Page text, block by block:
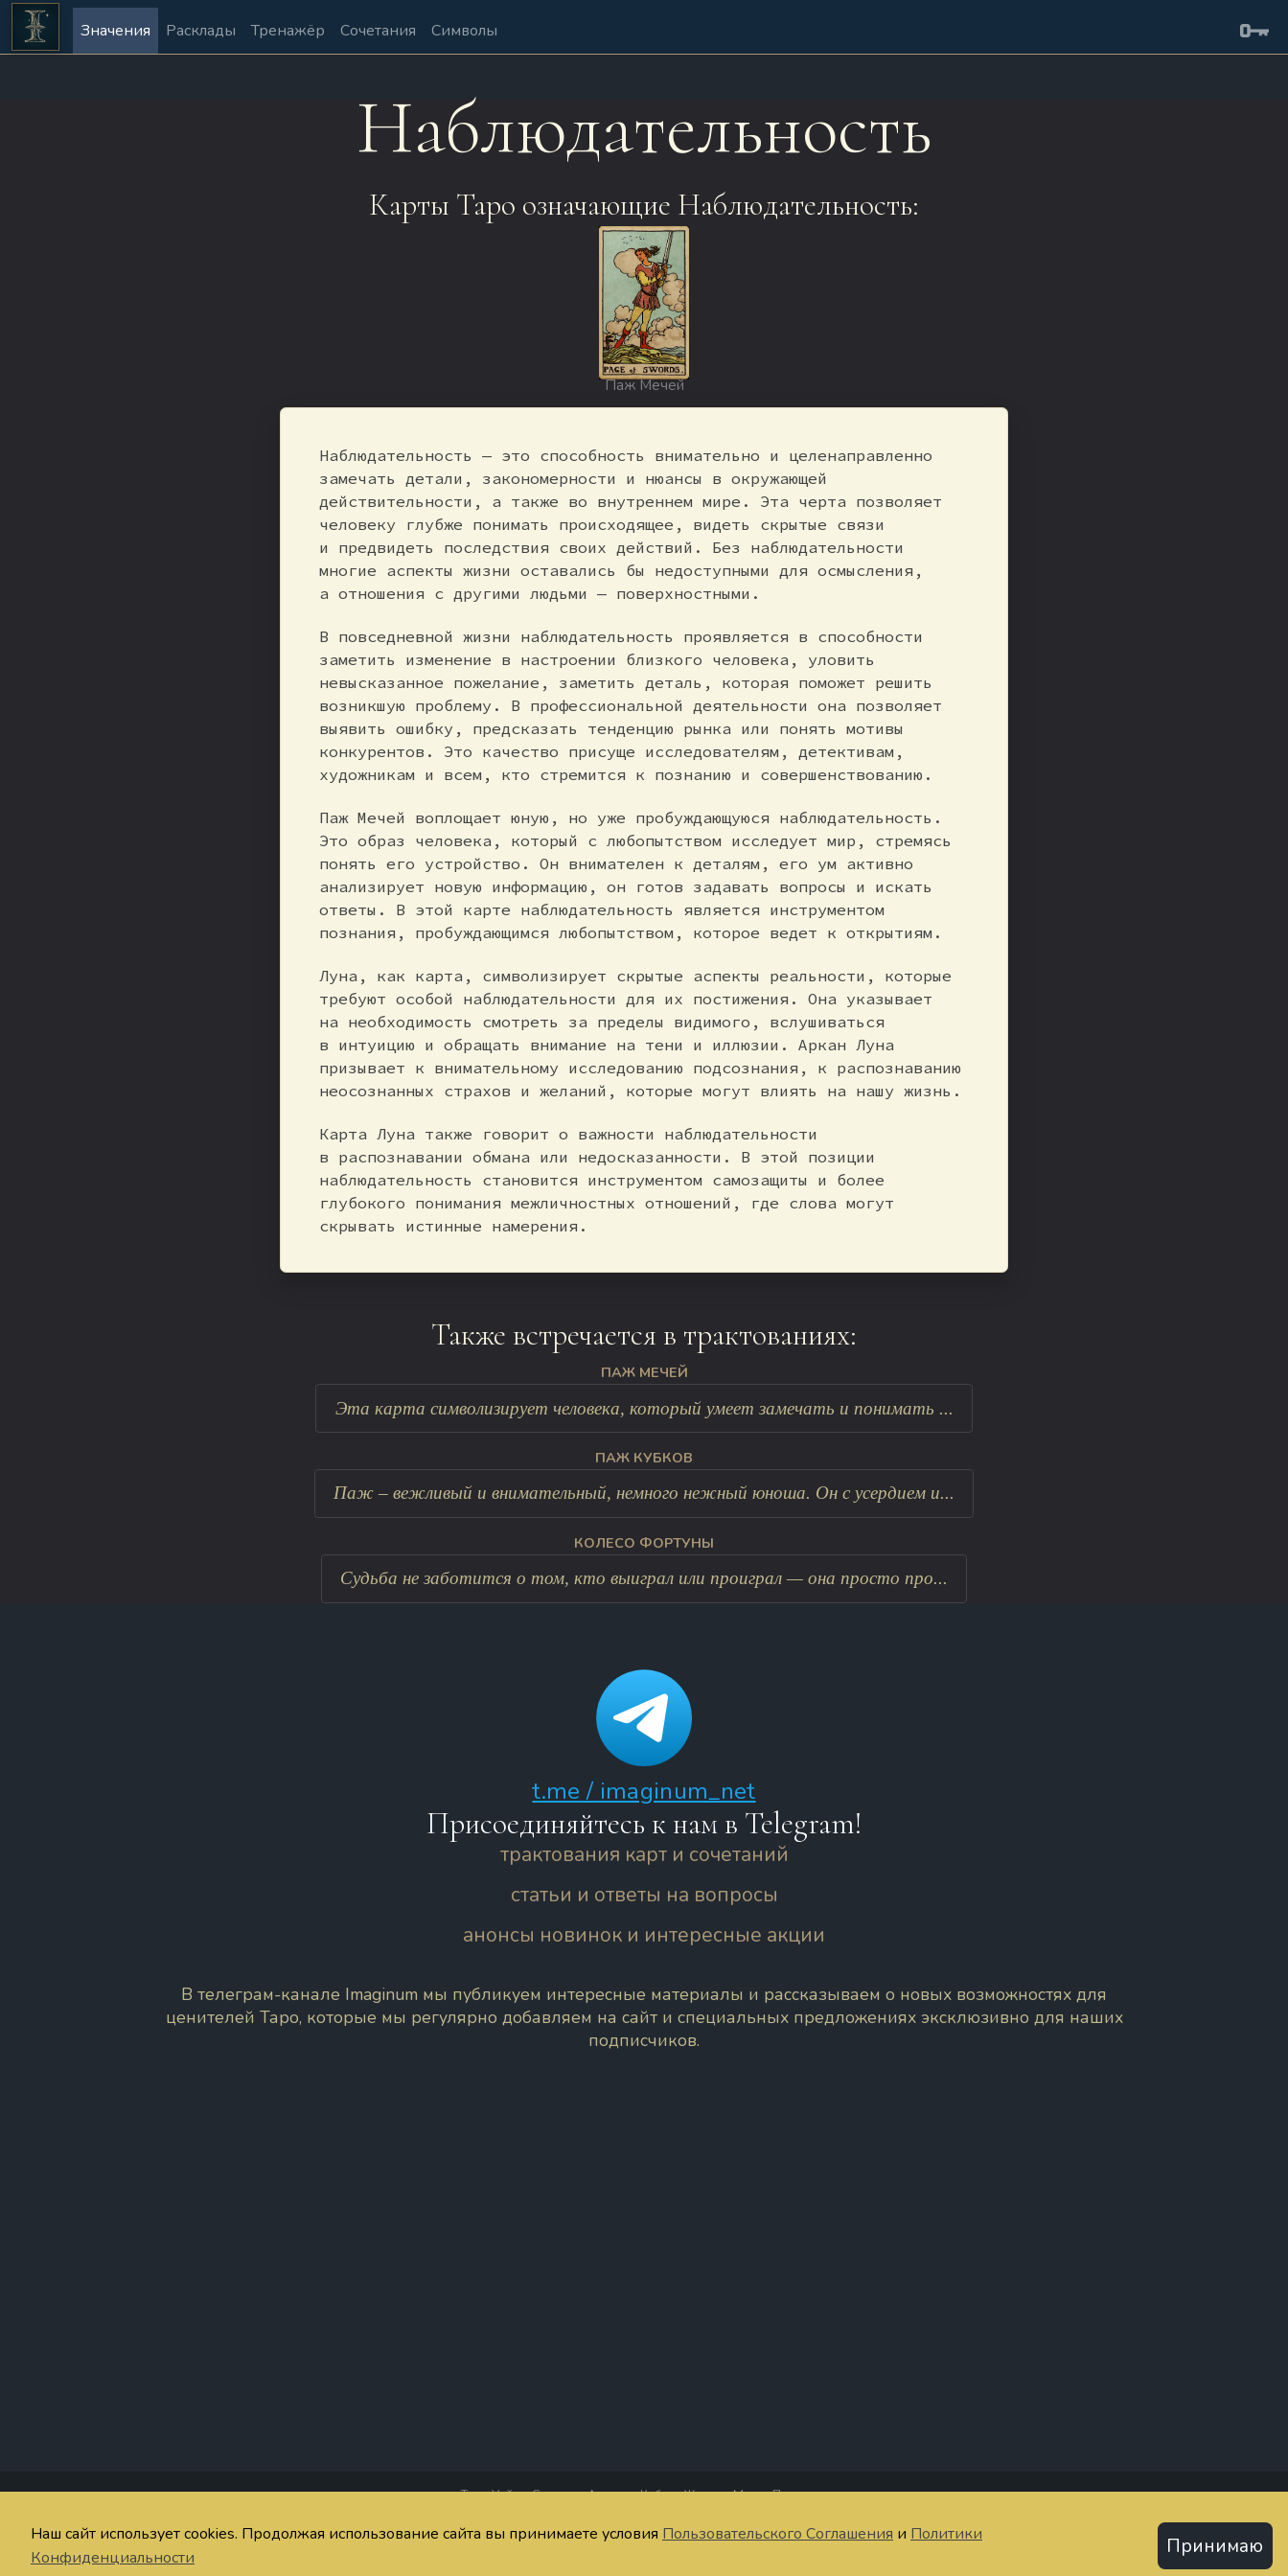
Значения Расклады Тренажёр Сочетания Символы
Наблюдательность
Карты Таро означающие Наблюдательность:
Паж Мечей
Наблюдательность — это способность внимательно и целенаправленно
замечать детали, закономерности и нюансы в окружающей
действительности, а также во внутреннем мире. Эта черта позволяет
человеку глубже понимать происходящее, видеть скрытые связи
и предвидеть последствия своих действий. Без наблюдательности
многие аспекты жизни оставались бы недоступными для осмысления,
а отношения с другими людьми — поверхностными.
В повседневной жизни наблюдательность проявляется в способности
заметить изменение в настроении близкого человека, уловить
невысказанное пожелание, заметить деталь, которая поможет решить
возникшую проблему. В профессиональной деятельности она позволяет
выявить ошибку, предсказать тенденцию рынка или понять мотивы
конкурентов. Это качество присуще исследователям, детективам,
художникам и всем, кто стремится к познанию и совершенствованию.
Паж Мечей воплощает юную, но уже пробуждающуюся наблюдательность.
Это образ человека, который с любопытством исследует мир, стремясь
понять его устройство. Он внимателен к деталям, его ум активно
анализирует новую информацию, он готов задавать вопросы и искать
ответы. В этой карте наблюдательность является инструментом
познания, пробуждающимся любопытством, которое ведет к открытиям.
Луна, как карта, символизирует скрытые аспекты реальности, которые
требуют особой наблюдательности для их постижения. Она указывает
на необходимость смотреть за пределы видимого, вслушиваться
в интуицию и обращать внимание на тени и иллюзии. Аркан Луна
призывает к внимательному исследованию подсознания, к распознаванию
неосознанных страхов и желаний, которые могут влиять на нашу жизнь.
Карта Луна также говорит о важности наблюдательности
в распознавании обмана или недосказанности. В этой позиции
наблюдательность становится инструментом самозащиты и более
глубокого понимания межличностных отношений, где слова могут
скрывать истинные намерения.
Также встречается в трактованиях:
ПАЖ МЕЧЕЙ
Эта карта символизирует человека, который умеет замечать и понимать ...
ПАЖ КУБКОВ
Паж – вежливый и внимательный, немного нежный юноша. Он с усердием и...
КОЛЕСО ФОРТУНЫ
Судьба не заботится о том, кто выиграл или проиграл — она просто про...
t.me / imaginum_net
Присоединяйтесь к нам в Telegram!
трактования карт и сочетаний
статьи и ответы на вопросы
анонсы новинок и интересные акции
В телеграм-канале Imaginum мы публикуем интересные материалы и рассказываем о новых возможностях для
ценителей Таро, которые мы регулярно добавляем на сайт и специальных предложениях эксклюзивно для наших
подписчиков.
Таро Уэйта Старшие Арканы Кубки Жезлы Мечи Пентакли
Наш сайт использует cookies. Продолжая использование сайта вы принимаете условия Пользовательского Соглашения и Политики
Конфиденциальности
Принимаю